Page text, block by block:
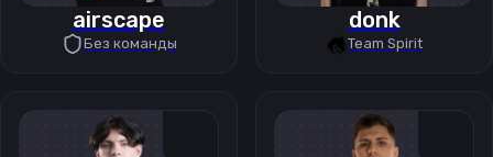
airscape
Без команды
donk
Team Spirit